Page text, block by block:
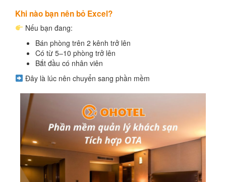
Khi nào bạn nên bỏ Excel?
Nếu bạn đang:
Bán phòng trên 2 kênh trở lên
Có từ 5–10 phòng trở lên
Bắt đầu có nhân viên
Đây là lúc nên chuyển sang phần mềm